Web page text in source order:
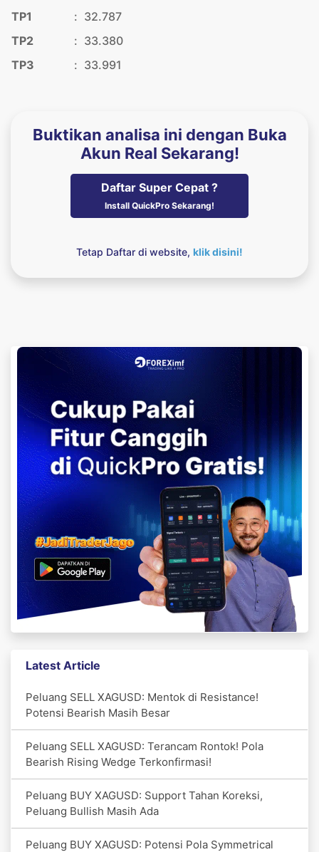
TP1
: 32.787
TP2
: 33.380
TP3
: 33.991
Buktikan analisa ini dengan Buka
Akun Real Sekarang!
Daftar Super Cepat ?
Install QuickPro Sekarang!
Tetap Daftar di website, klik disini!
Latest Article
Peluang SELL XAGUSD: Mentok di Resistance!
Potensi Bearish Masih Besar
Peluang SELL XAGUSD: Terancam Rontok! Pola
Bearish Rising Wedge Terkonfirmasi!
Peluang BUY XAGUSD: Support Tahan Koreksi,
Peluang Bullish Masih Ada
Peluang BUY XAGUSD: Potensi Pola Symmetrical